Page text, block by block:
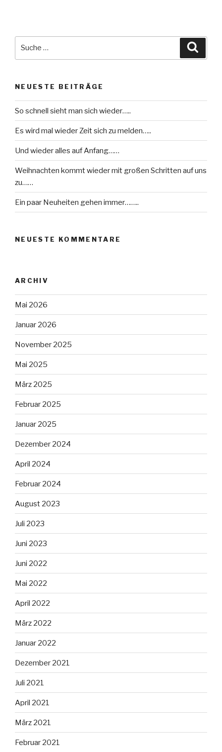
NEUESTE BEITRÄGE
So schnell sieht man sich wieder…..
Es wird mal wieder Zeit sich zu melden…..
Und wieder alles auf Anfang……
Weihnachten kommt wieder mit großen Schritten auf uns
zu……
Ein paar Neuheiten gehen immer……..
NEUESTE KOMMENTARE
ARCHIV
Mai 2026
Januar 2026
November 2025
Mai 2025
März 2025
Februar 2025
Januar 2025
Dezember 2024
April 2024
Februar 2024
August 2023
Juli 2023
Juni 2023
Juni 2022
Mai 2022
April 2022
März 2022
Januar 2022
Dezember 2021
Juli 2021
April 2021
März 2021
Februar 2021